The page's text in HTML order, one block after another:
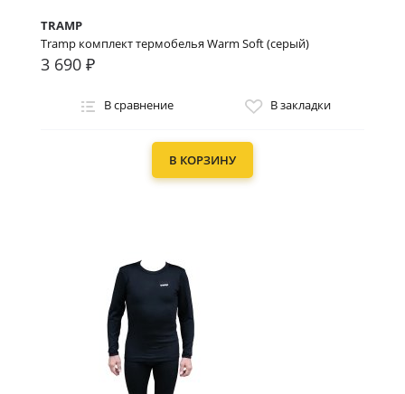
TRAMP
Tramp комплект термобелья Warm Soft (серый)
3 690 ₽
В сравнение В закладки
В КОРЗИНУ